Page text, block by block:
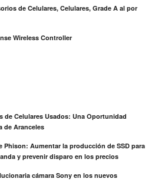
de Celulares, Celulares, Grade A al por
Wireless Controller
de Celulares Usados: Una Oportunidad
de Aranceles
Phison: Aumentar la producción de SSD para
y prevenir disparo en los precios
cámara Sony en los nuevos